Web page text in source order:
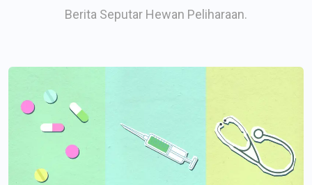
Berita Seputar Hewan Peliharaan.